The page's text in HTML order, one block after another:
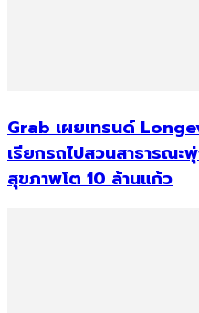
Grab เผยเทรนด์
เรียกรถไปสวนสาธารณะ
สุขภาพโต 10 ล้านแก้ว